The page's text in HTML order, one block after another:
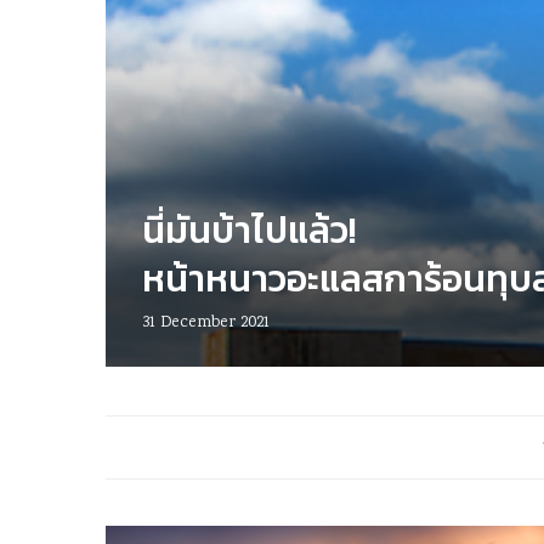
นี่มันบ้าไปแล้ว!
หน้าหนาวอะแลสการ้อนทุ
31 December 2021